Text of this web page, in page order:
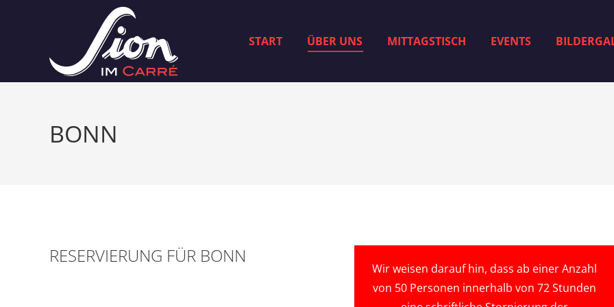
START ÜBER UNS MITTAGSTISCH EVENTS
BONN
RESERVIERUNG FÜR BONN
Wir weisen darauf hin, dass ab einer Anzahl
von 50 Personen innerhalb von 72 Stunden